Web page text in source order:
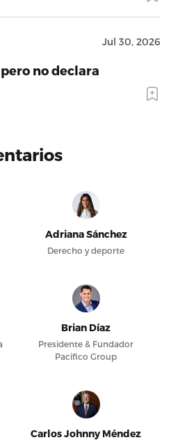
Jul 30, 2026
no declara
Adriana Sánchez
Derecho y deporte
Brian Díaz
Presidente & Fundador
Pacifico Group
Carlos Johnny Méndez